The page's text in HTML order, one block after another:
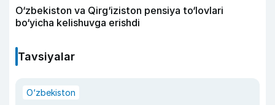
O‘zbekiston va Qirg‘iziston pensiya to‘lovlari
bo‘yicha kelishuvga erishdi
Tavsiyalar
O‘zbekiston